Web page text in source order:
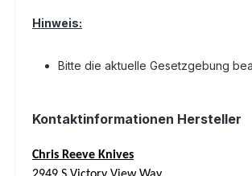
Hinweis:
Bitte die aktuelle Gesetzgebung
Kontaktinformationen Hersteller
Chris Reeve Knives